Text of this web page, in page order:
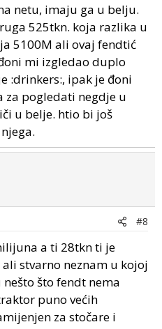
netu, imaju ga u belju.
525tkn. koja razlika u
5100M ali ovaj fendtić
mi izgledao duplo
:drinkers:, ipak je đoni
za pogledati negdje u
u belje. htio bi još
#8
a ti 28tkn ti je
stvarno neznam u kojoj
što fendt nema
puno većih
za stočare i